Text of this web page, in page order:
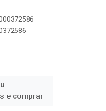
e comprar